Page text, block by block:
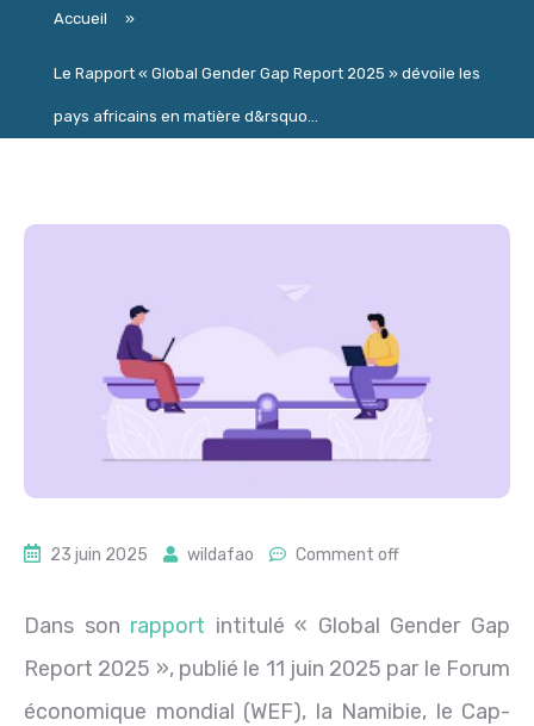
Accueil »
Le Rapport « Global Gender Gap Report 2025 » dévoile les
pays africains en matière d&rsquo...
23 juin 2025 wildafao Comment off
Dans son rapport intitulé « Global Gender Gap
Report 2025 », publié le 11 juin 2025 par le Forum
économique mondial (WEF), la Namibie, le Cap-